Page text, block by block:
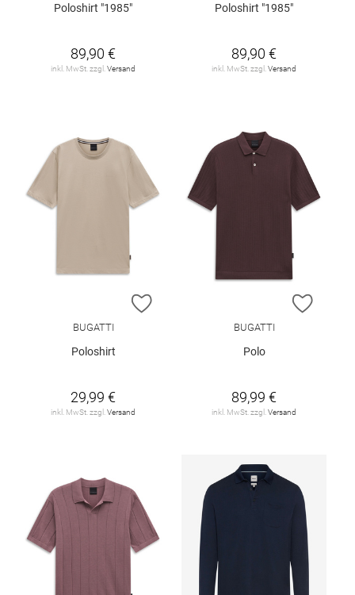
Poloshirt "1985"
89,90 €
inkl. MwSt. zzgl. Versand
Poloshirt "1985"
89,90 €
inkl. MwSt. zzgl. Versand
ZUR WUNSCHLISTE HINZUFÜGEN
BUGATTI
Poloshirt
29,99 €
inkl. MwSt. zzgl. Versand
ZUR
BUGATTI
Polo
89,99 €
inkl. MwSt. zzgl. Versand